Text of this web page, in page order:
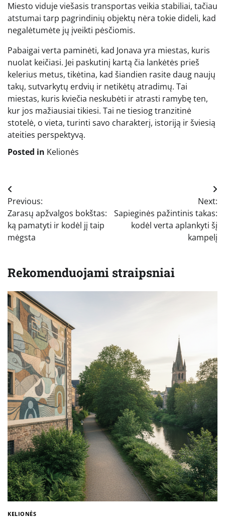
Miesto viduje viešasis transportas veikia stabiliai, tačiau
atstumai tarp pagrindinių objektų nėra tokie dideli, kad
negalėtumėte jų įveikti pėsčiomis.
Pabaigai verta paminėti, kad Jonava yra miestas, kuris
nuolat keičiasi. Jei paskutinį kartą čia lankėtės prieš
kelerius metus, tikėtina, kad šiandien rasite daug naujų
takų, sutvarkytų erdvių ir netikėtų atradimų. Tai
miestas, kuris kviečia neskubėti ir atrasti ramybę ten,
kur jos mažiausiai tikiesi. Tai ne tiesiog tranzitinė
stotelė, o vieta, turinti savo charakterį, istoriją ir šviesią
ateities perspektyvą.
Posted in Kelionės
Navigacija
tarp
įrašų
Previous:
Zarasų apžvalgos bokštas:
ką pamatyti ir kodėl jį taip
mėgsta
Next:
Sapieginės pažintinis takas:
kodėl verta aplankyti šį
kampelį
Rekomenduojami straipsniai
KELIONĖS